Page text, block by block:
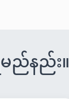
ည်နည်း။